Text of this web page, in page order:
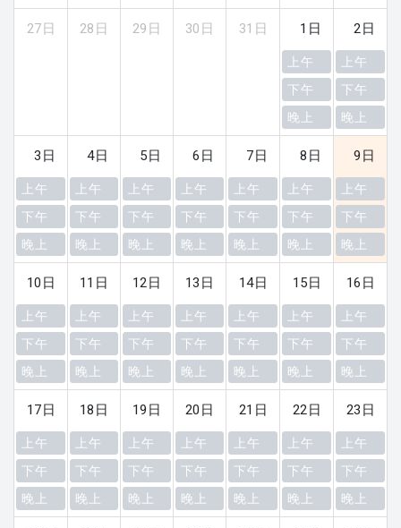
27日 28日 29日 30日 31日 1日
上午
下午
晚上
2日
上午
下午
晚上
3日
上午
下午
晚上
4日
上午
下午
晚上
5日
上午
下午
晚上
6日
上午
下午
晚上
7日
上午
下午
晚上
8日
上午
下午
晚上
9日
上午
下午
晚上
10日
上午
下午
晚上
11日
上午
下午
晚上
12日
上午
下午
晚上
13日
上午
下午
晚上
14日
上午
下午
晚上
15日
上午
下午
晚上
16日
上午
下午
晚上
17日
上午
下午
晚上
18日
上午
下午
晚上
19日
上午
下午
晚上
20日
上午
下午
晚上
21日
上午
下午
晚上
22日
上午
下午
晚上
23日
上午
下午
晚上